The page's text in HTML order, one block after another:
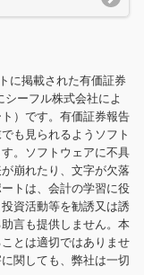
に掲載された有価証券
ーフル株式会社によ
）です。有価証券報告
も見られるようソフト
。ソフトウェアに不具
崩れたり、文字が欠落
トは、会計の学習に役
資活動等を勧誘又は誘
言も提供しません。本
とは適切ではありませ
関しても、弊社は一切